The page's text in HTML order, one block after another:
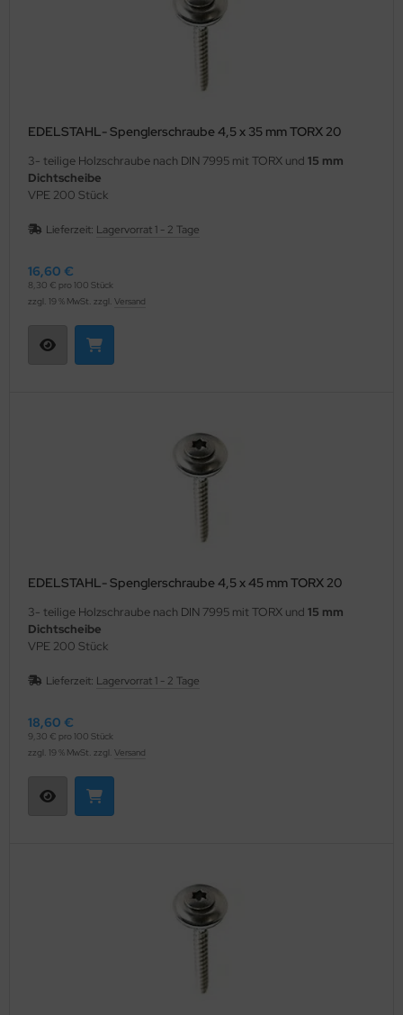
EDELSTAHL- Spenglerschraube 4,5 x 35 mm TORX 20
3- teilige Holzschraube nach DIN 7995 mit TORX und 15 mm
Dichtscheibe
VPE 200 Stück
Lieferzeit: Lagervorrat 1 - 2 Tage
16,60 €
8,30 € pro 100 Stück
zzgl. 19 % MwSt. zzgl. Versand
EDELSTAHL- Spenglerschraube 4,5 x 45 mm TORX 20
3- teilige Holzschraube nach DIN 7995 mit TORX und 15 mm
Dichtscheibe
VPE 200 Stück
Lieferzeit: Lagervorrat 1 - 2 Tage
18,60 €
9,30 € pro 100 Stück
zzgl. 19 % MwSt. zzgl. Versand